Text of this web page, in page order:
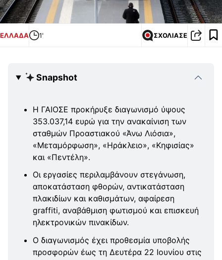
ΕΛΛΑΔΑ 1' ΣΧΟΛΙΑΣΕ
Snapshot
Η ΓΑΙΟΣΕ προκήρυξε διαγωνισμό ύψους
353.037,14 ευρώ για την ανακαίνιση των
σταθμών Προαστιακού «Άνω Λιόσια»,
«Μεταμόρφωση», «Ηράκλειο», «Κηφισίας»
και «Πεντέλη».
Οι εργασίες περιλαμβάνουν στεγάνωση,
αποκατάσταση φθορών, αντικατάσταση
πλακιδίων και καθισμάτων, αφαίρεση
graffiti, αναβάθμιση φωτισμού και επισκευή
ηλεκτρονικών πινακίδων.
Ο διαγωνισμός έχει προθεσμία υποβολής
προσφορών έως τη Δευτέρα 22 Ιουνίου στις